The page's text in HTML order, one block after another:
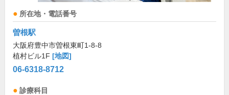
所在地・電話番号
曽根駅
大阪府豊中市曽根東町1-8-8
植村ビル1F [地図]
06-6318-8712
診療科目